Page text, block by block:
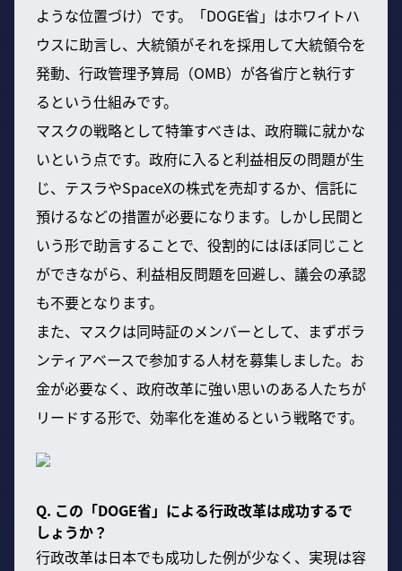
ような位置づけ）です。「DOGE省」はホワイトハ
ウスに助言し、大統領がそれを採用して大統領令を
発動、行政管理予算局（OMB）が各省庁と執行す
るという仕組みです。
マスクの戦略として特筆すべきは、政府職に就かな
いという点です。政府に入ると利益相反の問題が生
じ、テスラやSpaceXの株式を売却するか、信託に
預けるなどの措置が必要になります。しかし民間と
いう形で助言することで、役割的にはほぼ同じこと
ができながら、利益相反問題を回避し、議会の承認
も不要となります。
また、マスクは同時証のメンバーとして、まずボラ
ンティアベースで参加する人材を募集しました。お
金が必要なく、政府改革に強い思いのある人たちが
リードする形で、効率化を進めるという戦略です。
Q. この「DOGE省」による行政改革は成功するで
しょうか？
行政改革は日本でも成功した例が少なく、実現は容